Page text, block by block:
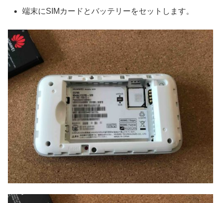
端末にSIMカードとバッテリーをセットします。